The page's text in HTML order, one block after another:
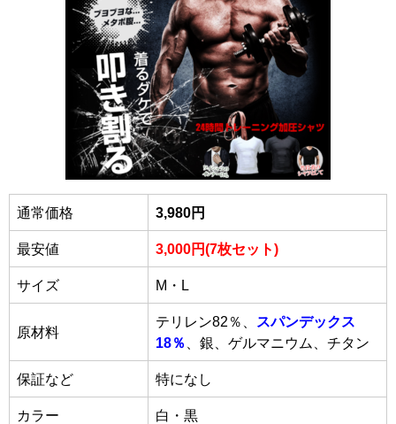
通常価格 3,980円
最安値 3,000円(7枚セット)
サイズ M・L
原材料
テリレン82％、
スパンデックス
18％
、銀、ゲルマニウム、チタン
保証など 特になし
カラー 白・黒